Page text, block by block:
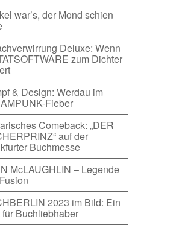
war’s, der Mond schien
Deluxe: Wenn
zum Dichter
& Design: Werdau im
Fieber
Comeback: „DER
auf der
Buchmesse
McLAUGHLIN – Legende
2023 im Bild: Ein
für Buchliebhaber